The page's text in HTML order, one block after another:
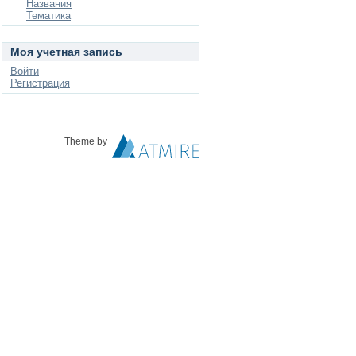
Названия
Тематика
Моя учетная запись
Войти
Регистрация
Theme by